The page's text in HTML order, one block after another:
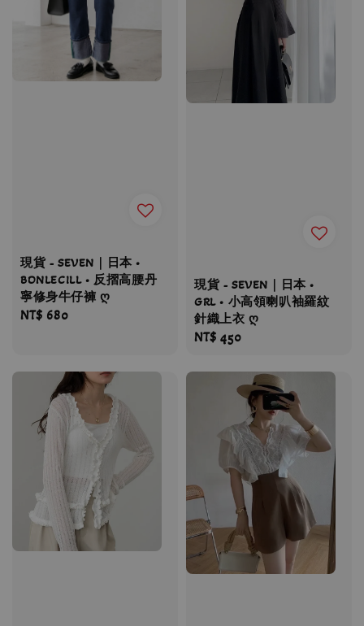
現貨 - SEVEN｜日本 •
BONLECILL • 反摺高腰丹
寧修身牛仔褲 ღ
Regular
NT$ 680
現貨 - SEVEN｜日本 •
GRL • 小高領喇叭袖羅紋
針織上衣 ღ
Regular
NT$ 450